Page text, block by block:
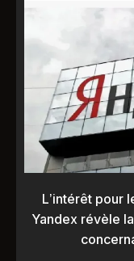
L’intérêt pour
Yandex révèle